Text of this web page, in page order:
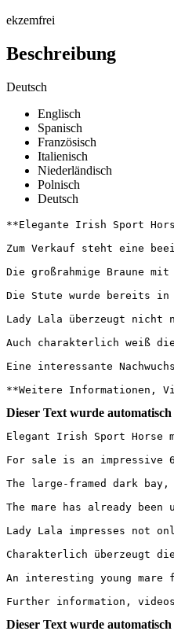
ekzemfrei
Beschreibung
Deutsch
Englisch
Spanisch
Französisch
Italienisch
Niederländisch
Polnisch
Deutsch
**Elegante Irish Sport
Zum Verkauf steht eine
Die großrahmige Braune
Die Stute wurde bereits in
Lady Lala überzeugt
Auch charakterlich weiß
Eine interessante
**Weitere Informationen,
Dieser Text wurde
Elegant Irish Sport Horse
For sale is an impressive
The large-framed dark
The mare has already
Lady Lala impresses not
Charakterlich überzeugt
An interesting young
Further information,
Dieser Text wurde